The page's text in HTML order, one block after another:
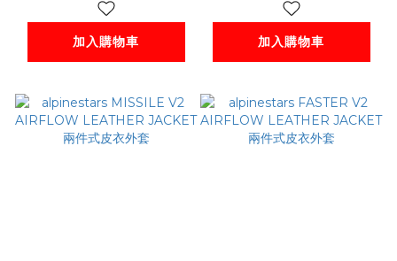
加入購物車 加入購物車